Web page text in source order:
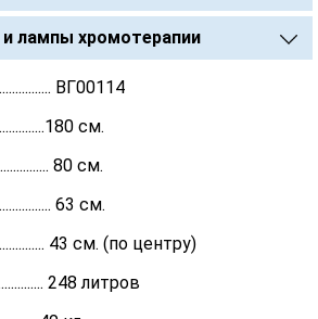
лампы хромотерапии
ВГ00114
см.
80 см.
63 см.
43 см. (по центру)
248 литров